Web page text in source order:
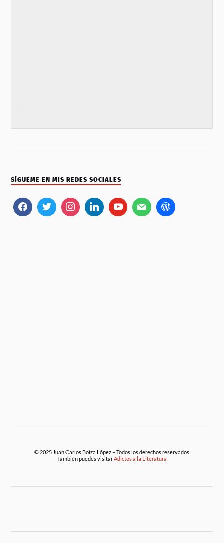
SÍGUEME EN MIS REDES SOCIALES
© 2025 Juan Carlos Boíza López – Todos los derechos reservados
También puedes visitarAdictos a la Literatura